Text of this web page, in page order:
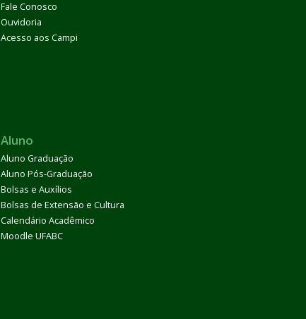
Fale Conosco
Ouvidoria
Acesso aos Campi
Aluno
Aluno Graduação
Aluno Pós-Graduação
Bolsas e Auxílios
Bolsas de Extensão e Cultura
Calendário Acadêmico
Moodle UFABC